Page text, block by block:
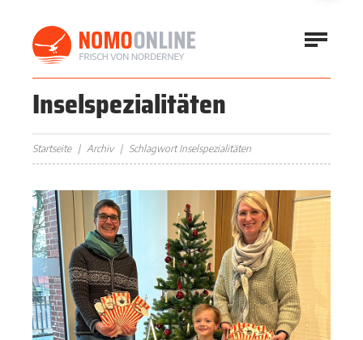
Inselspezialitäten
Startseite Archiv Schlagwort Inselspezialitäten